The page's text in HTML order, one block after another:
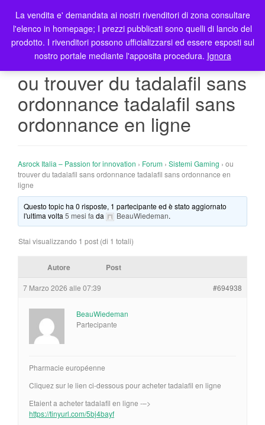
T
o
g
l
e
ou trouver du tadalafil sans
ordonnance tadalafil sans
ordonnance en ligne
Asrock Italia – Passion for innovation › Forum › Sistemi Gaming › ou
trouver du tadalafil sans ordonnance tadalafil sans ordonnance en
ligne
Questo topic ha 0 risposte, 1 partecipante ed è stato aggiornato
l'ultima volta5 mesi fa da BeauWiedeman.
Stai visualizzando 1 post (di 1 totali)
Autore Post
7 Marzo 2026 alle 07:39 #694938
BeauWiedeman
Partecipante
Pharmacie européenne
Cliquez sur le lien ci-dessous pour acheter tadalafil en ligne
Etaient a acheter tadalafil en ligne -–>
https://tinyurl.com/5bj4bayf
La vendita e' demandata ai nostri rivenditori di zona consultare
l'elenco in homepage; I prezzi pubblicati sono quelli di lancio del
prodotto. I rivenditori possono ufficializzarsi ed essere esposti sul
nostro portale mediante l'apposita procedura. Ignora